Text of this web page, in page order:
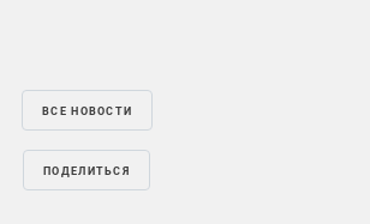
ВСЕ НОВОСТИ
ПОДЕЛИТЬСЯ